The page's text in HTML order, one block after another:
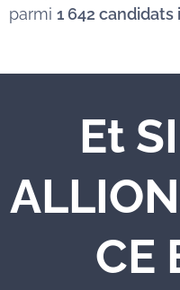
parmi 1 642 candidats
Et
CE